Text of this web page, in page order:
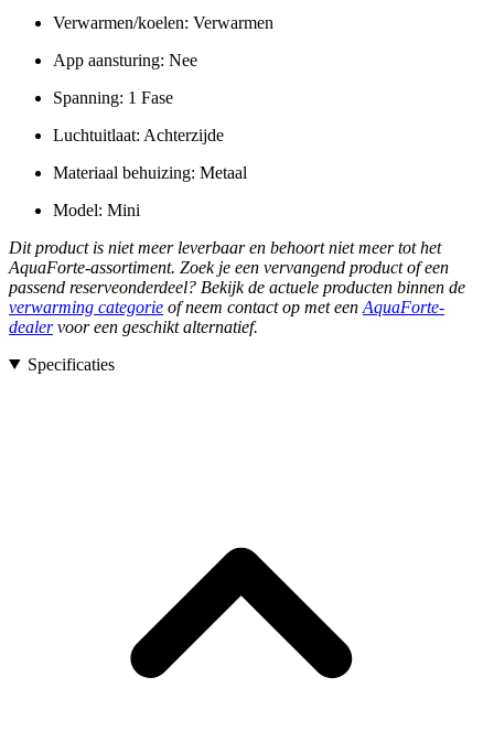
Verwarmen/koelen: Verwarmen
App aansturing: Nee
Spanning: 1 Fase
Luchtuitlaat: Achterzijde
Materiaal behuizing: Metaal
Model: Mini
Dit product is niet meer leverbaar en behoort niet meer tot het
AquaForte-assortiment. Zoek je een vervangend product of een
passend reserveonderdeel? Bekijk de actuele producten binnen de
verwarming categorie of neem contact op met een AquaForte-
dealervoor een geschikt alternatief.
Specificaties